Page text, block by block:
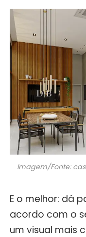
Imagem/Fonte:
E o melhor: dá
acordo com o
um visual mais